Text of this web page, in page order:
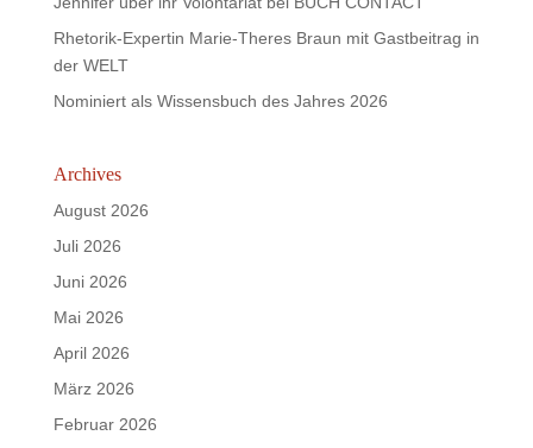
Rhetorik-Expertin Marie-Theres Braun mit Gastbeitrag in
der WELT
Nominiert als Wissensbuch des Jahres 2026
Archives
August 2026
Juli 2026
Juni 2026
Mai 2026
April 2026
März 2026
Februar 2026